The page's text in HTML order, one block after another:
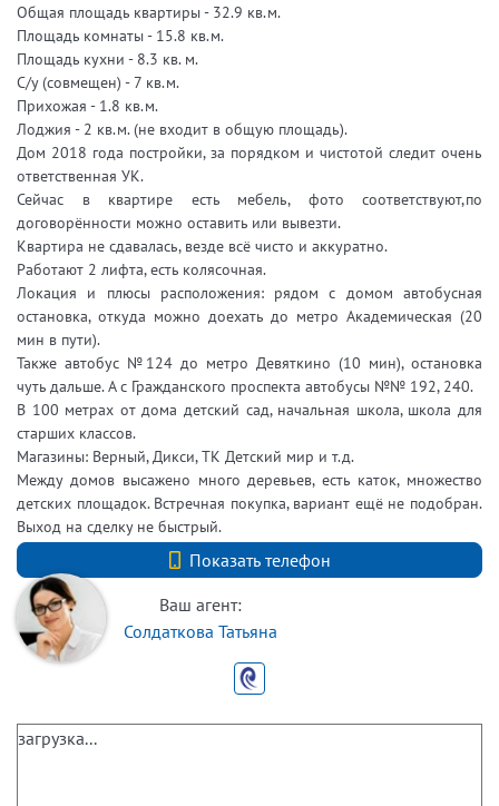
Общая площадь квартиры - 32.9 кв.м.
Площадь комнаты - 15.8 кв.м.
Площадь кухни - 8.3 кв. м.
С/у (совмещен) - 7 кв.м.
Прихожая - 1.8 кв.м.
Лоджия - 2 кв.м. (не входит в общую площадь).
Дом 2018 года постройки, за порядком и чистотой следит очень
ответственная УК.
Сейчас в квартире есть мебель, фото соответствуют,по
договорённости можно оставить или вывезти.
Квартира не сдавалась, везде всё чисто и аккуратно.
Работают 2 лифта, есть колясочная.
Локация и плюсы расположения: рядом с домом автобусная
остановка, откуда можно доехать до метро Академическая (20
мин в пути).
Также автобус №124 до метро Девяткино (10 мин), остановка
чуть дальше. А с Гражданского проспекта автобусы №№ 192, 240.
В 100 метрах от дома детский сад, начальная школа, школа для
старших классов.
Магазины: Верный, Дикси, ТК Детский мир и т.д.
Между домов высажено много деревьев, есть каток, множество
детских площадок. Встречная покупка, вариант ещё не подобран.
Выход на сделку не быстрый.
Показать телефон
+7 (812) 740-70-40
Ваш агент:
Солдаткова Татьяна
загрузка...